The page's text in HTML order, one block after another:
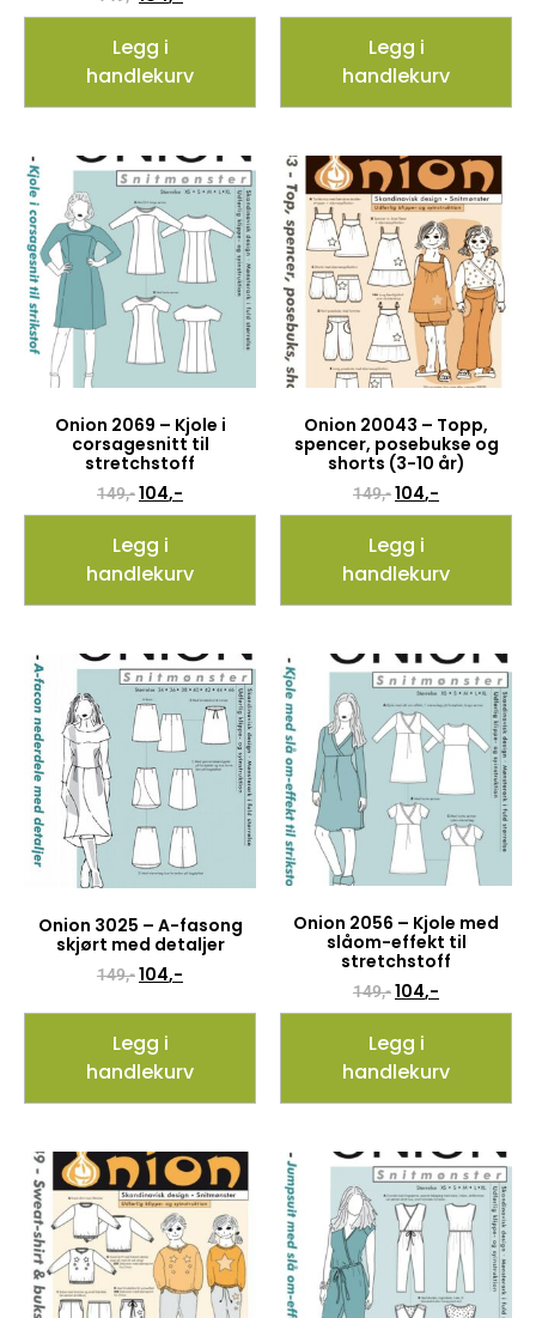
Legg i
handlekurv
Legg i
handlekurv
Onion 2069 – Kjole i
corsagesnitt til
stretchstoff
149,-104,-
Legg i
handlekurv
Onion 20043 – Topp,
spencer, posebukse og
shorts (3-10 år)
149,-104,-
Legg i
handlekurv
Onion 3025 – A-fasong
skjørt med detaljer
149,-104,-
Legg i
handlekurv
Onion 2056 – Kjole med
slåom-effekt til
stretchstoff
149,-104,-
Legg i
handlekurv